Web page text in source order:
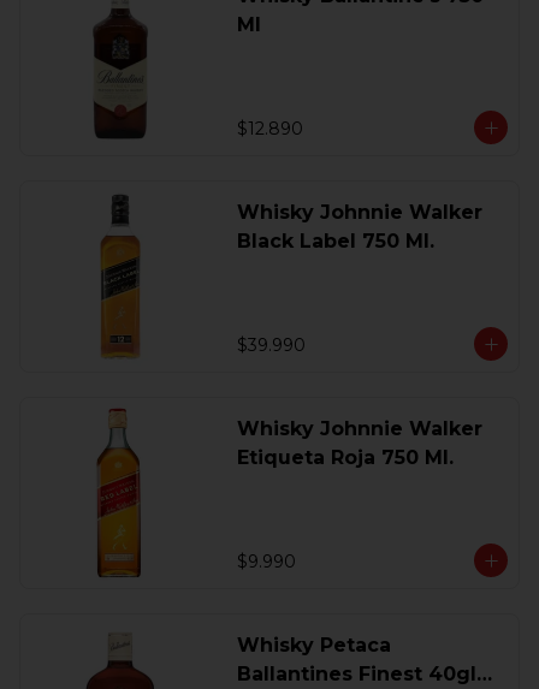
Ml
$12.890
Whisky Johnnie Walker
Black Label 750 Ml.
$39.990
Whisky Johnnie Walker
Etiqueta Roja 750 Ml.
$9.990
Whisky Petaca
Ballantines Finest 40gl